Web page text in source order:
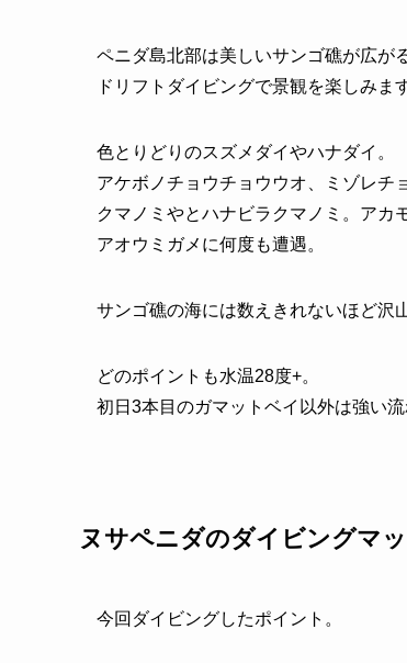
ペニダ島北部は美しいサンゴ礁が広が
ドリフトダイビングで景観を楽しみます
色とりどりのスズメダイやハナダイ。
アケボノチョウチョウウオ、ミゾレチ
クマノミやとハナビラクマノミ。アカ
アオウミガメに何度も遭遇。
サンゴ礁の海には数えきれないほど沢
どのポイントも水温28度+。
初日3本目のガマットベイ以外は強い
ヌサペニダのダイビングマ
今回ダイビングしたポイント。